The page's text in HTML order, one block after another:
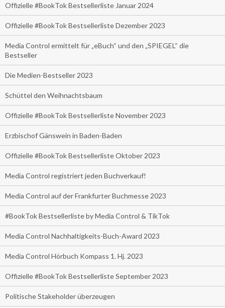
Offizielle #BookTok Bestsellerliste Januar 2024
Offizielle #BookTok Bestsellerliste Dezember 2023
Media Control ermittelt für „eBuch“ und den „SPIEGEL“ die
Bestseller
Die Medien-Bestseller 2023
Schüttel den Weihnachtsbaum
Offizielle #BookTok Bestsellerliste November 2023
Erzbischof Gänswein in Baden-Baden
Offizielle #BookTok Bestsellerliste Oktober 2023
Media Control registriert jeden Buchverkauf!
Media Control auf der Frankfurter Buchmesse 2023
#BookTok Bestsellerliste by Media Control & TikTok
Media Control Nachhaltigkeits-Buch-Award 2023
Media Control Hörbuch Kompass 1. Hj. 2023
Offizielle #BookTok Bestsellerliste September 2023
Politische Stakeholder überzeugen